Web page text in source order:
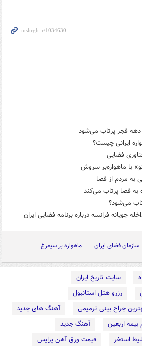
فجر پرتاب می‌شود
ایرانی چیست؟
با ماهواره‌بر سروش
به مردم از فضا
می‌شود؟
جویانه فرانسه درباره برنامه فضایی ایران
سازمان فضای ایران ماهواره بر سیمرغ
سایت تاریخ ایران
رزرو هتل استانبول
جراح بینی ترمیمی
آهنگ های جدید
بیمه اربعین
آهنگ جدید
استخر
قیمت ورق آهن پرایس